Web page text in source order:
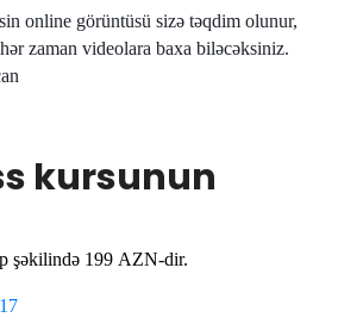
online görüntüsü sizə təqdim olunur,
zaman videolara baxa biləcəksiniz.
kursunun
şəkilində 199 AZN-dir.